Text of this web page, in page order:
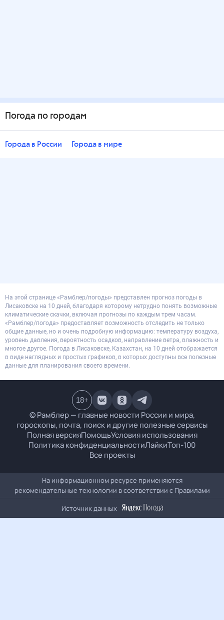
Погода по городам
Города в России Города в мире
На этой странице «Рамблер/погоды» представлен прогноз погоды в
Лисаковске на 10 дней, благодаря которому нетрудно понять возможные
климатические скачки, включая прогнозы по каждым трем часам.
«Рамблер/погода» предоставляет возможность отследить не только
общие данные, но и очень подробную информацию: температуру воздуха,
уровень давления, вероятность осадков, направление ветра, влажность и
многое другое. Погода в Лисаковске, Казахстан, на 10 дней отображается
в виде наглядных и простых графиков, в которых доступны все полезные
данные для планирования своего времени.
© Рамблер — главные новости России и мира,
гороскопы, почта, поиск и другие полезные сервисы
Полная версияПомощьУсловия использования
Политика конфиденциальностиЛайкиТоп-100
Все проекты
18+
На информационном ресурсе применяются
рекомендательные технологии в соответствии с Правилами
Источник данных